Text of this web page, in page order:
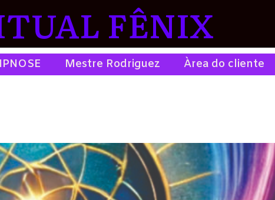
FÊNIX
Mestre Rodriguez Àrea do cliente